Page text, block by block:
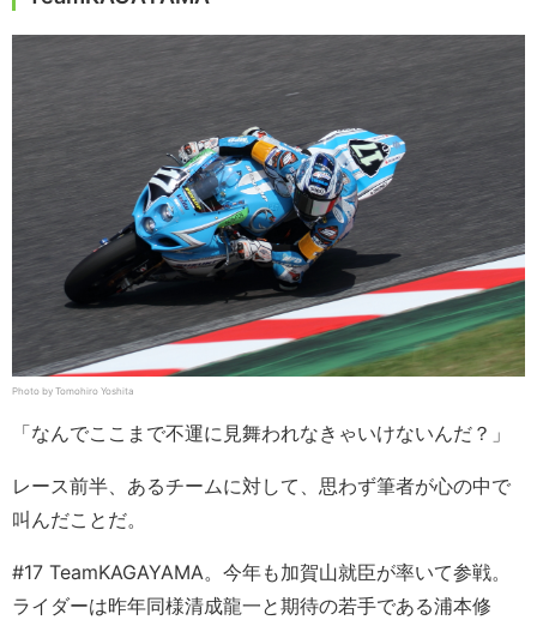
Photo by Tomohiro Yoshita
「なんでここまで不運に見舞われなきゃいけないんだ？」
レース前半、あるチームに対して、思わず筆者が心の中で
叫んだことだ。
#17 TeamKAGAYAMA。今年も加賀山就臣が率いて参戦。
ライダーは昨年同様清成龍一と期待の若手である浦本修